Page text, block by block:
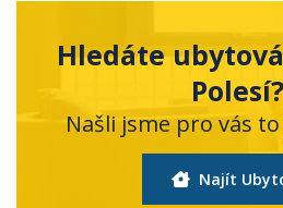
Hledáte
Polesí?
Našli jsme pro vás
Najít